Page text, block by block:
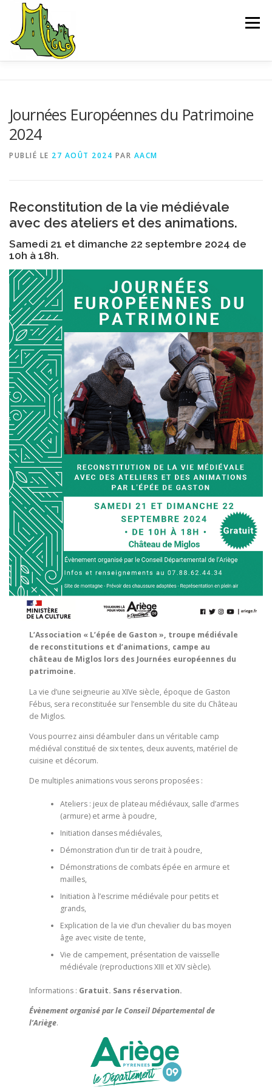
contenu
Menu
L’ASSOCIATION
Journées Européennes du Patrimoine
2024
PUBLIÉ LE 27 AOÛT 2024 PAR AACM
Reconstitution de la vie médiévale
avec des ateliers et des animations.
Samedi 21 et dimanche 22 septembre 2024 de
10h à 18h.
L’Association « L’épée de Gaston », troupe médiévale
de reconstitutions et d’animations, campe au
château de Miglos lors des Journées européennes du
patrimoine.
La vie d’une seigneurie au XIVe siècle, époque de Gaston
Fébus, sera reconstituée sur l’ensemble du site du Château
de Miglos.
Vous pourrez ainsi déambuler dans un véritable camp
médiéval constitué de six tentes, deux auvents, matériel de
cuisine et décorum.
De multiples animations vous serons proposées :
Ateliers : jeux de plateau médiévaux, salle d’armes
(armure) et arme à poudre,
Initiation danses médiévales,
Démonstration d’un tir de trait à poudre,
Démonstrations de combats épée en armure et
mailles,
Initiation à l’escrime médiévale pour petits et
grands,
Explication de la vie d’un chevalier du bas moyen
âge avec visite de tente,
Vie de campement, présentation de vaisselle
médiévale (reproductions XIII et XIV siècle).
Informations : Gratuit. Sans réservation.
Évènement organisé par le Conseil Départemental de
l’Ariège.